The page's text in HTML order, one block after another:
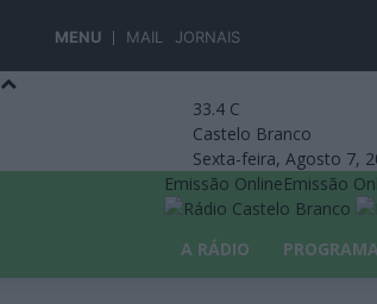
MENU MAIL JORNAIS
33.4 C
Castelo Branco
Sexta-feira, Agosto 7,
Emissão OnlineEmissão
A RÁDIO